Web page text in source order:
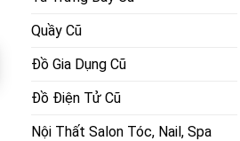
Quầy Cũ
Đồ Gia Dụng Cũ
Đồ Điện Tử Cũ
Nội Thất Salon Tóc, Nail, Spa